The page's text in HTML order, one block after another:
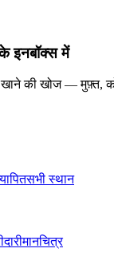
इनबॉक्स में
खाने की खोज — मुफ़्त,
सभी स्थान
मानचित्र